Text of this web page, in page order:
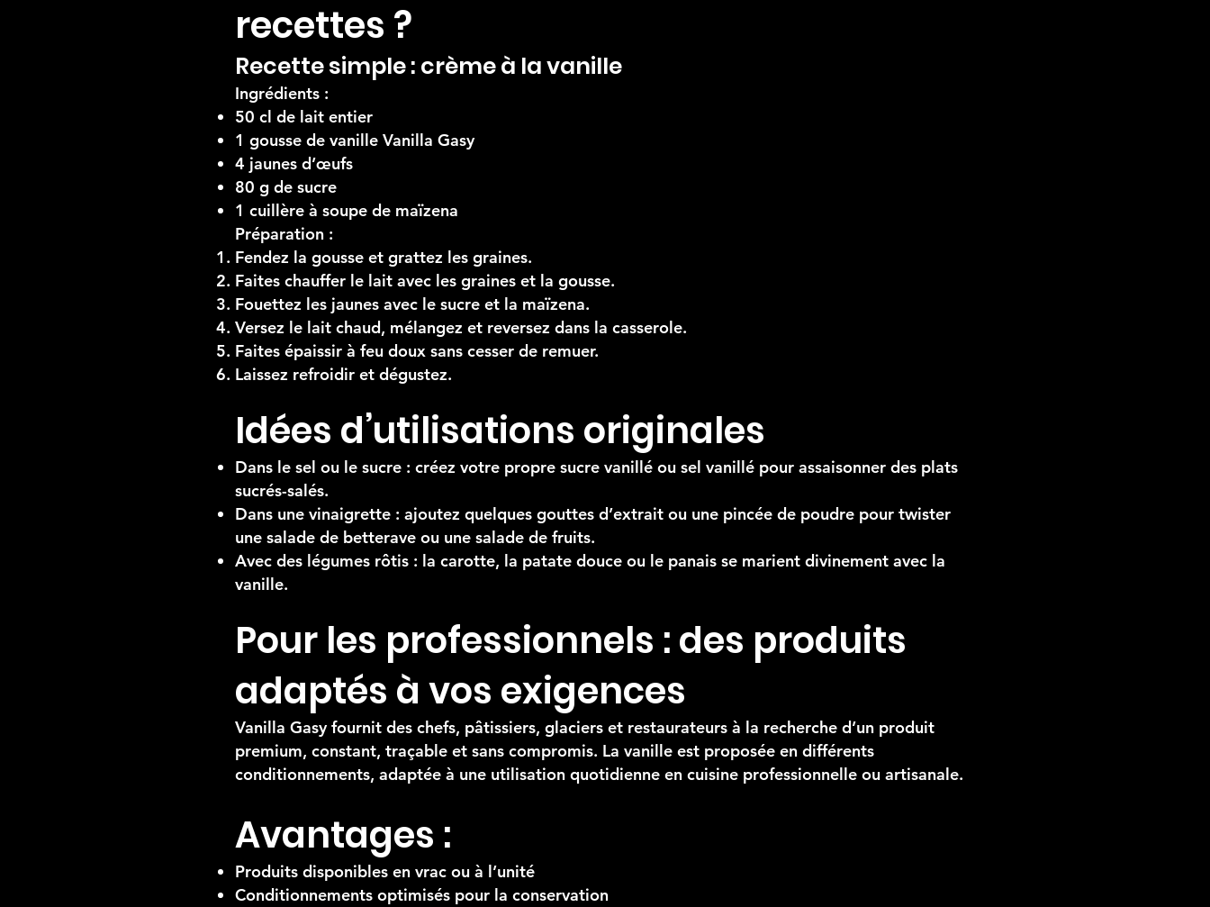
recettes ?
Recette simple : crème à la vanille
Ingrédients :
50 cl de lait entier
1 gousse de vanille Vanilla Gasy
4 jaunes d’œufs
80 g de sucre
1 cuillère à soupe de maïzena
Préparation :
Fendez la gousse et grattez les graines.
Faites chauffer le lait avec les graines et la gousse.
Fouettez les jaunes avec le sucre et la maïzena.
Versez le lait chaud, mélangez et reversez dans la casserole.
Faites épaissir à feu doux sans cesser de remuer.
Laissez refroidir et dégustez.
Idées d’utilisations originales
Dans le sel ou le sucre : créez votre propre sucre vanillé ou sel vanillé pour assaisonner des plats
sucrés-salés.
Dans une vinaigrette : ajoutez quelques gouttes d’extrait ou une pincée de poudre pour twister
une salade de betterave ou une salade de fruits.
Avec des légumes rôtis : la carotte, la patate douce ou le panais se marient divinement avec la
vanille.
Pour les professionnels : des produits
adaptés à vos exigences
Vanilla Gasy fournit des chefs, pâtissiers, glaciers et restaurateurs à la recherche d’un produit
premium, constant, traçable et sans compromis. La vanille est proposée en différents
conditionnements, adaptée à une utilisation quotidienne en cuisine professionnelle ou artisanale.
Avantages :
Produits disponibles en vrac ou à l’unité
Conditionnements optimisés pour la conservation